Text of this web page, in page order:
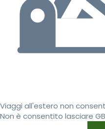
Viaggi all'estero non
Non è consentito lasciare